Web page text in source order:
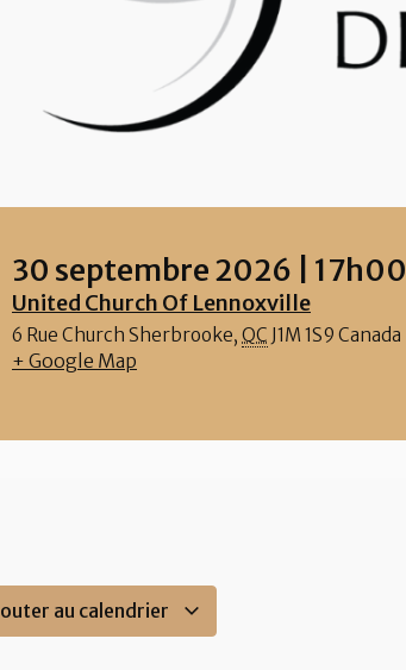
30 septembre 2026 17h00
United Church Of Lennoxville
6 Rue Church Sherbrooke, QC J1M 1S9 Canada
+ Google Map
au calendrier